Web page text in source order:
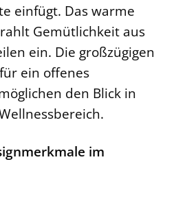
einfügt. Das warme
Gemütlichkeit aus
ein. Die großzügigen
ein offenes
den Blick in
im